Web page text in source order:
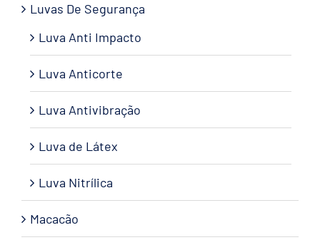
Luvas De Segurança
Luva Anti Impacto
Luva Anticorte
Luva Antivibração
Luva de Látex
Luva Nitrílica
Macacão